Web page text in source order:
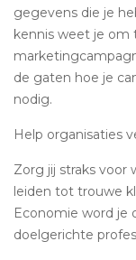
gegevens die je
kennis weet je
de gaten hoe je
nodig.
Help organisaties
Zorg jij straks voor
leiden tot trouwe
Economie word je
doelgerichte